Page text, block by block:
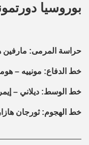
بوروسيا
حراسة المرمى: مارفين
خط الدفاع: مونييه –
خط الوسط: ديلاني –
خط الهجوم: ثورجان